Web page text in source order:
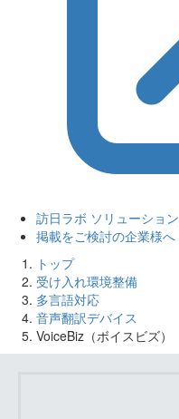
訪日ラボ ソリューショ
掲載をご検討の企業様へ
トップ
受け入れ環境整備
多言語対応
音声翻訳デバイス
VoiceBiz（ボイスビズ）